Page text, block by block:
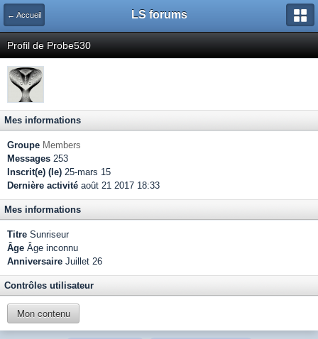
← Accueil LS forums
Profil de Probe530
Mes informations
Groupe Members
Messages 253
Inscrit(e) (le) 25-mars 15
Dernière activité août 21 2017 18:33
Mes informations
Titre Sunriseur
Âge Âge inconnu
Anniversaire Juillet 26
Contrôles utilisateur
Mon contenu